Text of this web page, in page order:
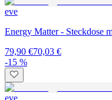
eve
Energy Matter - Steckdose
79,90 €70,03 €
-15 %